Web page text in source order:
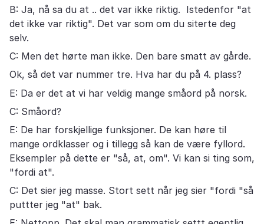
B: Ja, nå sa du at .. det var ikke riktig. Istedenfor "at
det ikke var riktig". Det var som om du siterte deg
selv.
C: Men det hørte man ikke. Den bare smatt av gårde.
Ok, så det var nummer tre. Hva har du på 4. plass?
E: Da er det at vi har veldig mange småord på norsk.
C: Småord?
E: De har forskjellige funksjoner. De kan høre til
mange ordklasser og i tillegg så kan de være fyllord.
Eksempler på dette er "så, at, om". Vi kan si ting som,
"fordi at".
C: Det sier jeg masse. Stort sett når jeg sier "fordi "så
puttter jeg "at" bak.